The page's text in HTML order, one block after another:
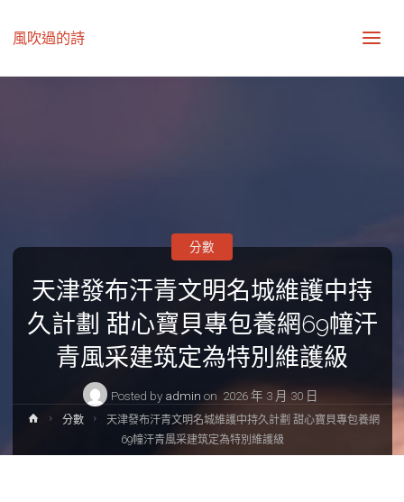
風吹過的詩
天津發布汗青文明名城維護中持
久計劃 甜心寶貝專包養網69幢汗
青風采建筑定為特別維護級
Posted by admin on 2026 年 3 月 30 日
分數
Home分數
天津發布汗青文明名城維護中持久計劃 甜心寶貝專包養網
69幢汗青風采建筑定為特別維護級